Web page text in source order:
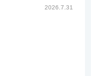
2026.7.31